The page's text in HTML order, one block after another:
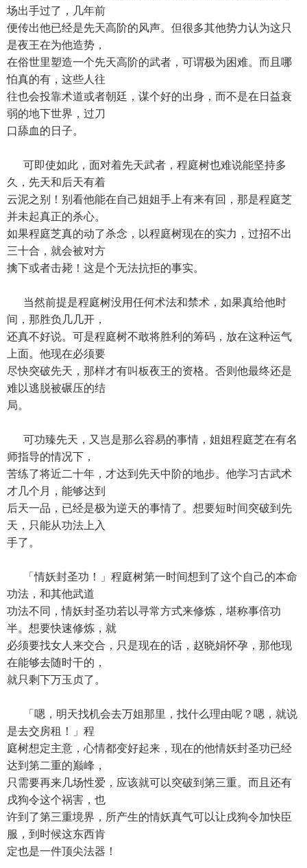
场出手过了，几年前
便传出他已经是先天高阶的风声。但很多其他势力认为这只
是夜王在为他造势，
在俗世里塑造一个先天高阶的武者，可谓极为困难。而且哪
怕真的有，这些人往
往也会投靠术道或者朝廷，谋个好的出身，而不是在日益衰
弱的地下世界，过刀
口舔血的日子。
可即使如此，面对着先天武者，程庭树也难说能坚持多
久，先天和后天有着
云泥之别！别看他能在自己姐姐手上有来有回，那是程庭芝
并未起真正的杀心。
如果程庭芝真的动了杀念，以程庭树现在的实力，过招不出
三十合，就会被对方
擒下或者击毙！这是个无法抗拒的事实。
当然前提是程庭树没用任何术法和禁术，如果真给他时
间，那胜负几几开，
还真不好说。可是程庭树不敢将胜利的筹码，放在这种运气
上面。他现在必须要
尽快突破先天，那样才有叫板夜王的资格。否则他最终还是
难以逃脱被碾压的结
局。
可功臻先天，又岂是那么容易的事情，姐姐程庭芝在有名
师指导的情况下，
苦练了将近二十年，才达到先天中阶的地步。他学习古武术
才几个月，能够达到
后天一品，已经是极为逆天的事情了。想要短时间突破到先
天，只能从功法上入
手了。
「情妖封圣功！」程庭树第一时间想到了这个自己的本命
功法，和其他武道
功法不同，情妖封圣功若以寻常方式来修炼，堪称事倍功
半。想要快速修炼，就
必须要找女人来交合，只是现在的话，赵晓娟怀孕，那他现
在能够去随时干的，
就只剩下万玉贞了。
「嗯，明天找机会去万姐那里，找什么理由呢？嗯，就说
是去交房租！」程
庭树想定主意，心情都变好起来，现在的他情妖封圣功已经
达到第二重的巅峰，
只需要再来几场性爱，应该就可以突破到第三重。而且还有
戌狗令这个祸害，也
许到了第三重境界，所产生的情妖真气可以让戌狗令加快臣
服，到时候这东西肯
定也是一件顶尖法器！